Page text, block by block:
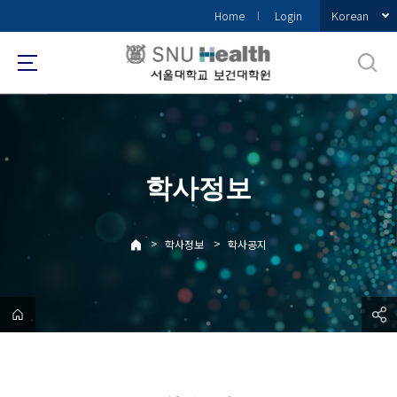
로
메
Home Login Korean
학사정보
> 학사정보 > 학사공지